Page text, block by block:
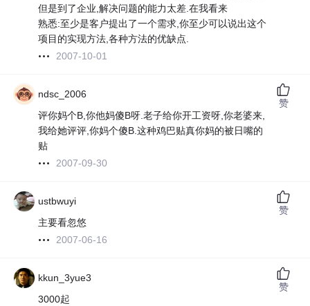
但是到了企业,解决问题的能力太差.在我看来
熟悉:至少是客户提出了一个需求,你至少可以说出这个
项目的实现方法,各种方法的优缺点.
2007-10-01
ndsc_2006
评你妈个B,你他妈傻B呀.老子给你开工资呀,你老婆来,
我给她评评,你妈个傻B.这种鸡巴贴真你妈的被日嘴的
贴
2007-09-30
赞
ustbwuyi
主要看忽悠
2007-06-16
赞
kkun_3yue3
3000起
赞